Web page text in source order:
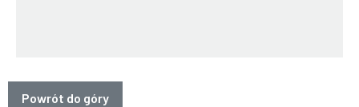
Powrót do góry